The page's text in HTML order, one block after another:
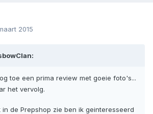
2015
toe een prima review met goeie foto's...
het vervolg.
in de Prepshop zie ben ik geinteresseerd